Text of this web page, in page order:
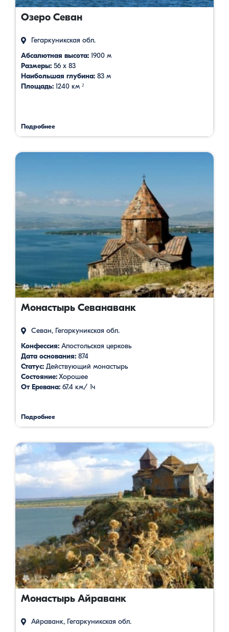
Озеро Севан
Гегаркуникская обл.
Абсалютная высота: 1900 м
Размеры: 56 х 83
Наибольшая глубина: 83 м
Площадь: 1240 км ²
Подробнее
Монастырь Севанаванк
Севан, Гегаркуникская обл.
Конфессия: Апостольская церковь
Дата основания: 874
Статус: Действующий монастырь
Состояние:Хорошее
От Еревана: 67.4 км/ 1ч
Подробнее
Монастырь Айраванк
Айраванк, Гегаркуникская обл.